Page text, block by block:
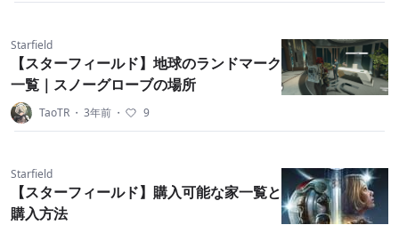
Starfield
【スターフィールド】地球のランドマーク
一覧｜スノーグローブの場所
TaoTR ・ 3年前 ・ 9
Starfield
【スターフィールド】購入可能な家一覧と
購入方法